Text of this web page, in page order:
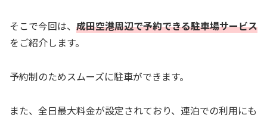
そこで今回は、 成田空港周辺で予約できる駐車場サービス
をご紹介します。
予約制のためスムーズに駐車ができます。
また、全日最大料金が設定されており、連泊での利用にも